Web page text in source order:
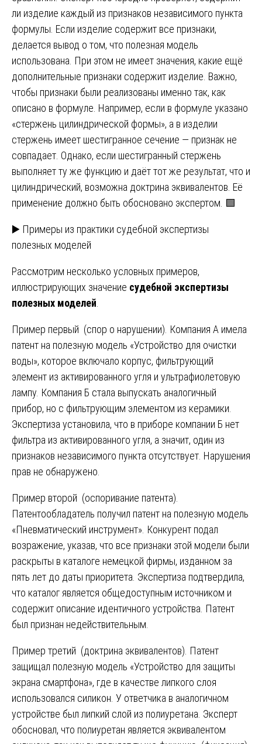
ли изделие каждый из признаков независимого пункта
формулы. Если изделие содержит все признаки,
делается вывод о том, что полезная модель
использована. При этом не имеет значения, какие ещё
дополнительные признаки содержит изделие. Важно,
чтобы признаки были реализованы именно так, как
описано в формуле. Например, если в формуле указано
«стержень цилиндрической формы», а в изделии
стержень имеет шестигранное сечение — признак не
совпадает. Однако, если шестигранный стержень
выполняет ту же функцию и даёт тот же результат, что и
цилиндрический, возможна доктрина эквивалентов. Её
применение должно быть обосновано экспертом. 🟩
▶️ Примеры из практики судебной экспертизы
полезных моделей
Рассмотрим несколько условных примеров,
иллюстрирующих значение судебной экспертизы
полезных моделей
Пример первый (спор о нарушении). Компания А имела
патент на полезную модель «Устройство для очистки
воды», которое включало корпус, фильтрующий
элемент из активированного угля и ультрафиолетовую
лампу. Компания Б стала выпускать аналогичный
прибор, но с фильтрующим элементом из керамики.
Экспертиза установила, что в приборе компании Б нет
фильтра из активированного угля, а значит, один из
признаков независимого пункта отсутствует. Нарушения
прав не обнаружено.
Пример второй (оспоривание патента).
Патентообладатель получил патент на полезную модель
«Пневматический инструмент». Конкурент подал
возражение, указав, что все признаки этой модели были
раскрыты в каталоге немецкой фирмы, изданном за
пять лет до даты приоритета. Экспертиза подтвердила,
что каталог является общедоступным источником и
содержит описание идентичного устройства. Патент
был признан недействительным.
Пример третий (доктрина эквивалентов). Патент
защищал полезную модель «Устройство для защиты
экрана смартфона», где в качестве липкого слоя
использовался силикон. У ответчика в аналогичном
устройстве был липкий слой из полиуретана. Эксперт
обосновал, что полиуретан является эквивалентом